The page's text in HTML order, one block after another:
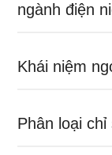
ngành điện
Khái niệm
Phân loại